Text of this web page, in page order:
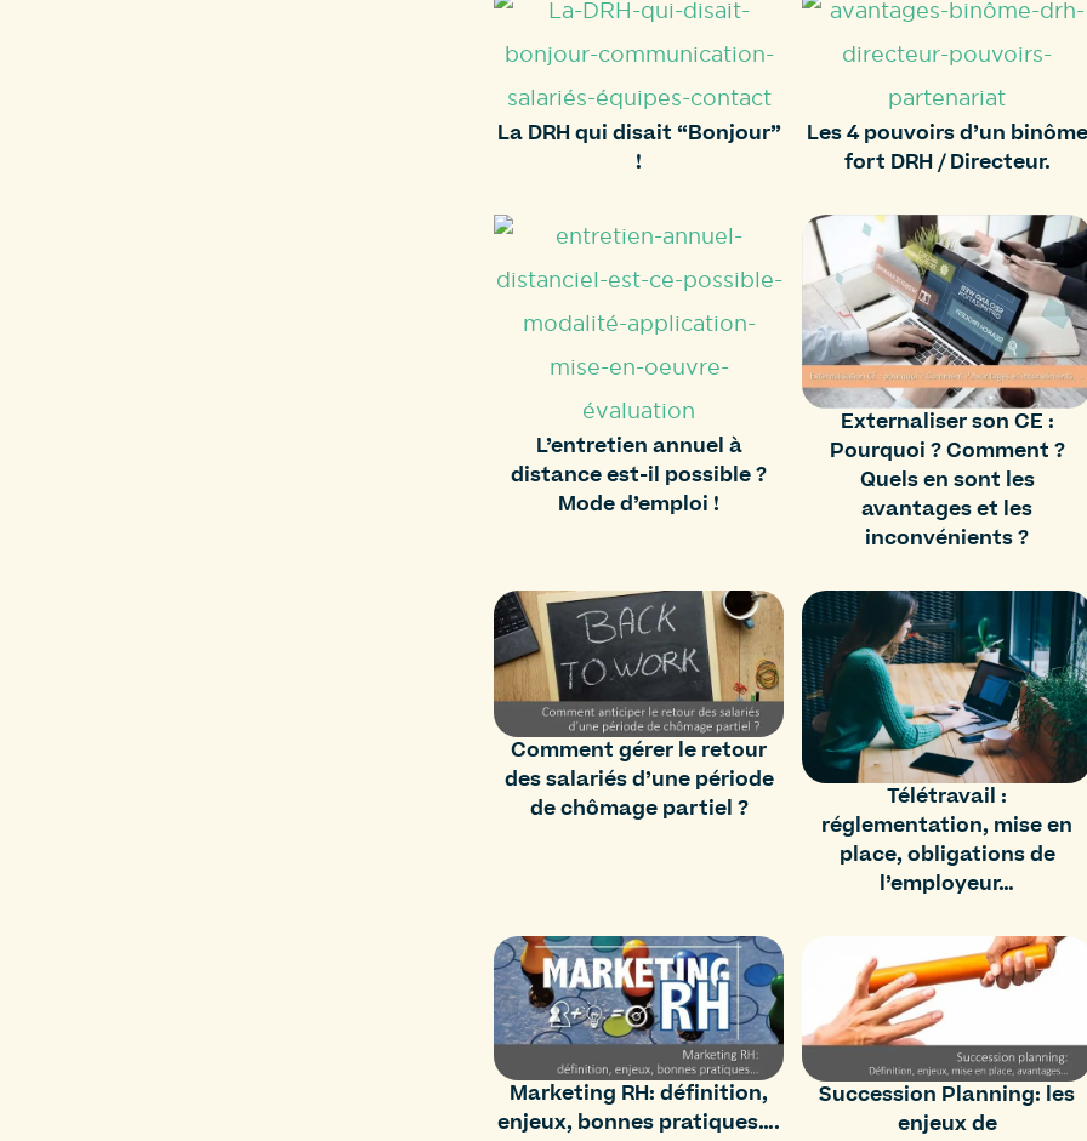
La DRH qui disait “Bonjour”
!
Les 4 pouvoirs d’un binôme
fort DRH / Directeur.
L’entretien annuel à
distance est-il possible ?
Mode d’emploi !
Externaliser son CE :
Pourquoi ? Comment ?
Quels en sont les
avantages et les
inconvénients ?
Comment gérer le retour
des salariés d’une période
de chômage partiel ?
Télétravail :
réglementation, mise en
place, obligations de
l’employeur…
Marketing RH: définition,
enjeux, bonnes pratiques….
Succession Planning: les
enjeux de